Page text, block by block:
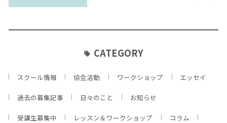
CATEGORY
スクール情報 協会活動 ワークショップ エッセイ
過去の募集記事 日々のこと お知らせ
受講生募集中 レッスン＆ワークショップ コラム